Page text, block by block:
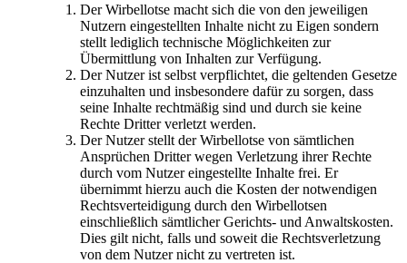
Der Wirbellotse macht sich die von den jeweiligen
Nutzern eingestellten Inhalte nicht zu Eigen sondern
stellt lediglich technische Möglichkeiten zur
Übermittlung von Inhalten zur Verfügung.
Der Nutzer ist selbst verpflichtet, die geltenden Gesetze
einzuhalten und insbesondere dafür zu sorgen, dass
seine Inhalte rechtmäßig sind und durch sie keine
Rechte Dritter verletzt werden.
Der Nutzer stellt der Wirbellotse von sämtlichen
Ansprüchen Dritter wegen Verletzung ihrer Rechte
durch vom Nutzer eingestellte Inhalte frei. Er
übernimmt hierzu auch die Kosten der notwendigen
Rechtsverteidigung durch den Wirbellotsen
einschließlich sämtlicher Gerichts- und Anwaltskosten.
Dies gilt nicht, falls und soweit die Rechtsverletzung
von dem Nutzer nicht zu vertreten ist.